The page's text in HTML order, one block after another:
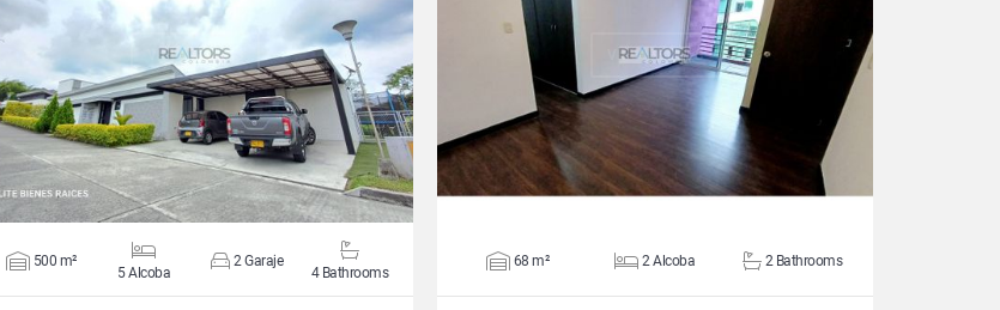
VIEW DETAILS
500 m²
5 Alcoba
2 Garaje
4 Bathrooms
VIEW DETAILS
68 m² 2 Alcoba 2 Bathrooms